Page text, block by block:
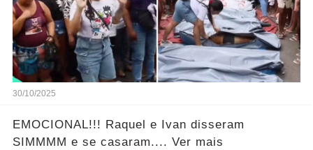
30/10/2025
EMOCIONAL!!! Raquel e Ivan disseram
SIMMMM e se casaram.... Ver mais